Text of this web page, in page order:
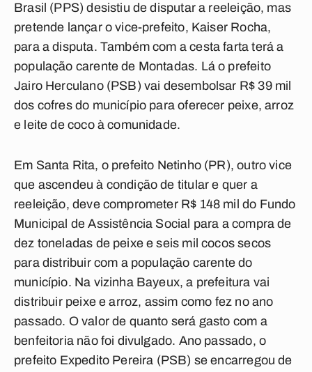
Brasil (PPS) desistiu de disputar a reeleição, mas
pretende lançar o vice-prefeito, Kaiser Rocha,
para a disputa. Também com a cesta farta terá a
população carente de Montadas. Lá o prefeito
Jairo Herculano (PSB) vai desembolsar R$ 39 mil
dos cofres do município para oferecer peixe, arroz
e leite de coco à comunidade.
Em Santa Rita, o prefeito Netinho (PR), outro vice
que ascendeu à condição de titular e quer a
reeleição, deve comprometer R$ 148 mil do Fundo
Municipal de Assistência Social para a compra de
dez toneladas de peixe e seis mil cocos secos
para distribuir com a população carente do
município. Na vizinha Bayeux, a prefeitura vai
distribuir peixe e arroz, assim como fez no ano
passado. O valor de quanto será gasto com a
benfeitoria não foi divulgado. Ano passado, o
prefeito Expedito Pereira (PSB) se encarregou de